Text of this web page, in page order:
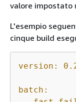
valore impostato
L'esempio
cinque build
version:
batch: